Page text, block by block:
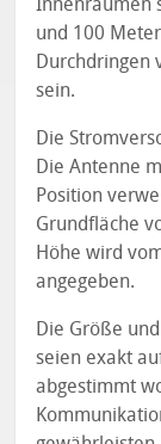
und 100
Durchdringen
sein.
Die
Die Antenne
Position
Grundfläche
Höhe wird
angegeben.
Die Größe
seien exakt
abgestimmt